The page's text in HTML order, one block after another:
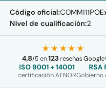
Código oficial:COMM111PO
Nivel de cualificación:2
★★★★★
4,8/5 en123reseñas Google
ISO 9001 + 14001
certificación AENOR
RSA
Gobierno